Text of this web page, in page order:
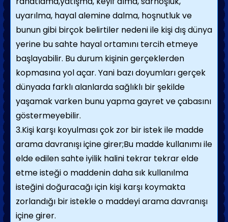
uyarılma, hayal alemine dalma, hoşnutluk ve
bunun gibi birçok belirtiler nedeni ile kişi dış dünya
yerine bu sahte hayal ortamını tercih etmeye
başlayabilir. Bu durum kişinin gerçeklerden
kopmasına yol açar. Yani bazı doyumları gerçek
dünyada farklı alanlarda sağlıklı bir şekilde
yaşamak varken bunu yapma gayret ve çabasını
göstermeyebilir.
3.Kişi karşı koyulması çok zor bir istek ile madde
arama davranışı içine girer;Bu madde kullanımı ile
elde edilen sahte iyilik halini tekrar tekrar elde
etme isteği o maddenin daha sık kullanılma
isteğini doğuracağı için kişi karşı koymakta
zorlandığı bir istekle o maddeyi arama davranışı
içine girer.